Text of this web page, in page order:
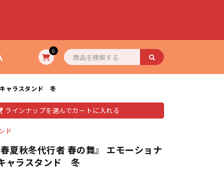
0
キャラスタンド 冬
ラインナップを選んでカートに入れる
ド
夏秋冬代行者 春の舞』 エモーショナ
ャラスタンド 冬